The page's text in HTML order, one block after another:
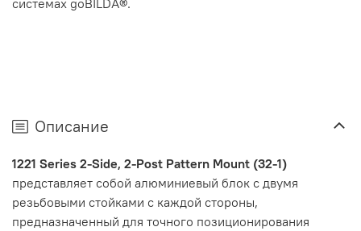
Описание
1221 Series 2-Side, 2-Post Pattern Mount (32-1)
представляет собой алюминиевый блок с двумя
резьбовыми стойками с каждой стороны,
предназначенный для точного позиционирования